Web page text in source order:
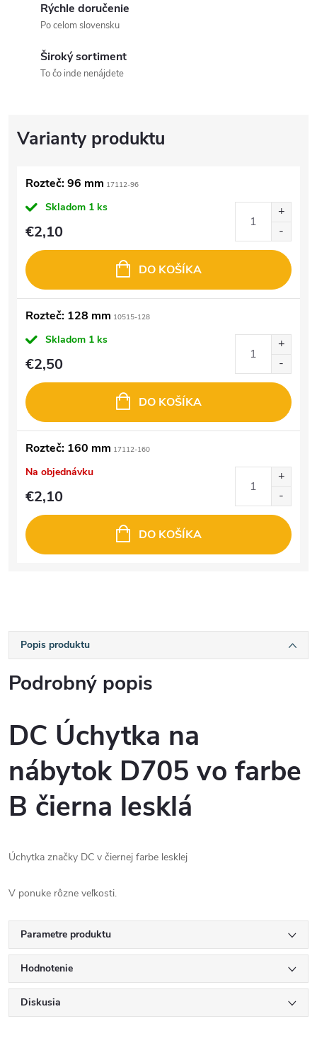
Rýchle doručenie
Po celom slovensku
Široký sortiment
To čo inde nenájdete
Rozteč: 96 mm 17112-96
Skladom 1 ks
€2,10
DO KOŠÍKA
Rozteč: 128 mm 10515-128
Skladom 1 ks
€2,50
DO KOŠÍKA
Rozteč: 160 mm 17112-160
Na objednávku
€2,10
DO KOŠÍKA
Popis produktu
Podrobný popis
DC Úchytka na
nábytok D705 vo farbe
B čierna lesklá
Úchytka značky DC v čiernej farbe lesklej
V ponuke rôzne veľkosti.
Parametre produktu
Hodnotenie
Diskusia